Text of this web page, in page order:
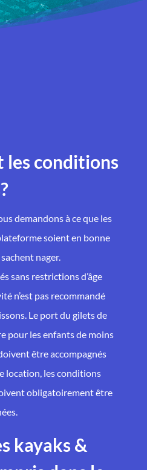
les conditions
demandons à ce que les
soient en bonne
nager.
sans restrictions d’âge
n’est pas recommandé
Le port du gilets de
pour les enfants de moins
être accompagnés
location, les conditions
obligatoirement être
kayaks &